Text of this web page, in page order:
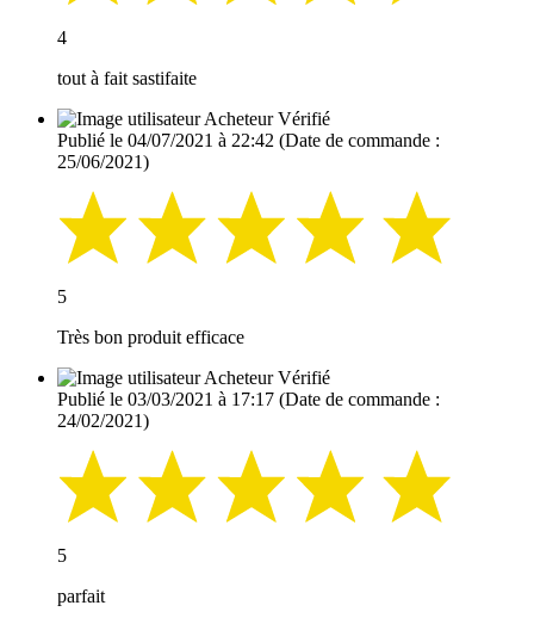
4
tout à fait sastifaite
Acheteur Vérifié
Publié le 04/07/2021 à 22:42 (Date de commande :
25/06/2021)
5
Très bon produit efficace
Acheteur Vérifié
Publié le 03/03/2021 à 17:17 (Date de commande :
24/02/2021)
5
parfait